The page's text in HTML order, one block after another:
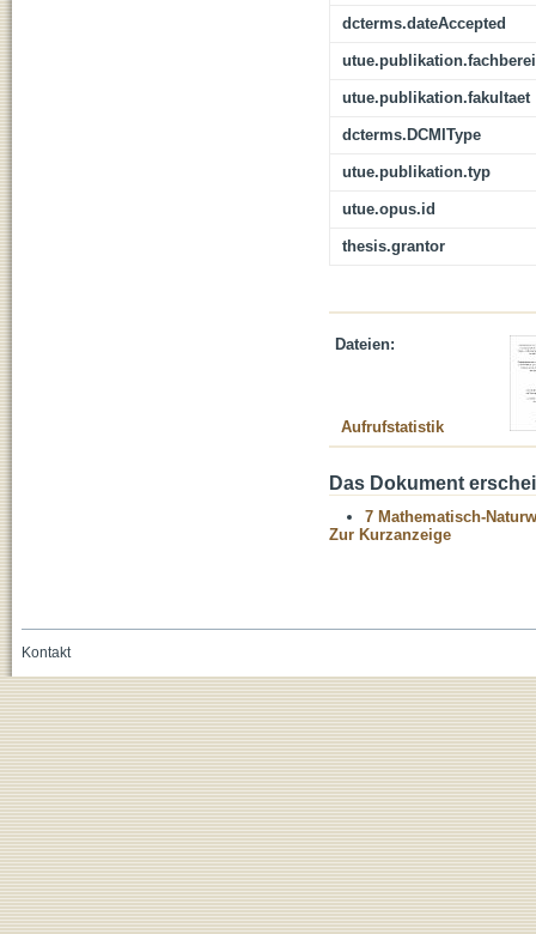
dcterms.dateAccepted
utue.publikation.fakultaet
dcterms.DCMIType
utue.publikation.typ
utue.opus.id
thesis.grantor
Dateien:
Aufrufstatistik
Das Dokument
7 Mathematisch-
Zur Kurzanzeige
Kontakt